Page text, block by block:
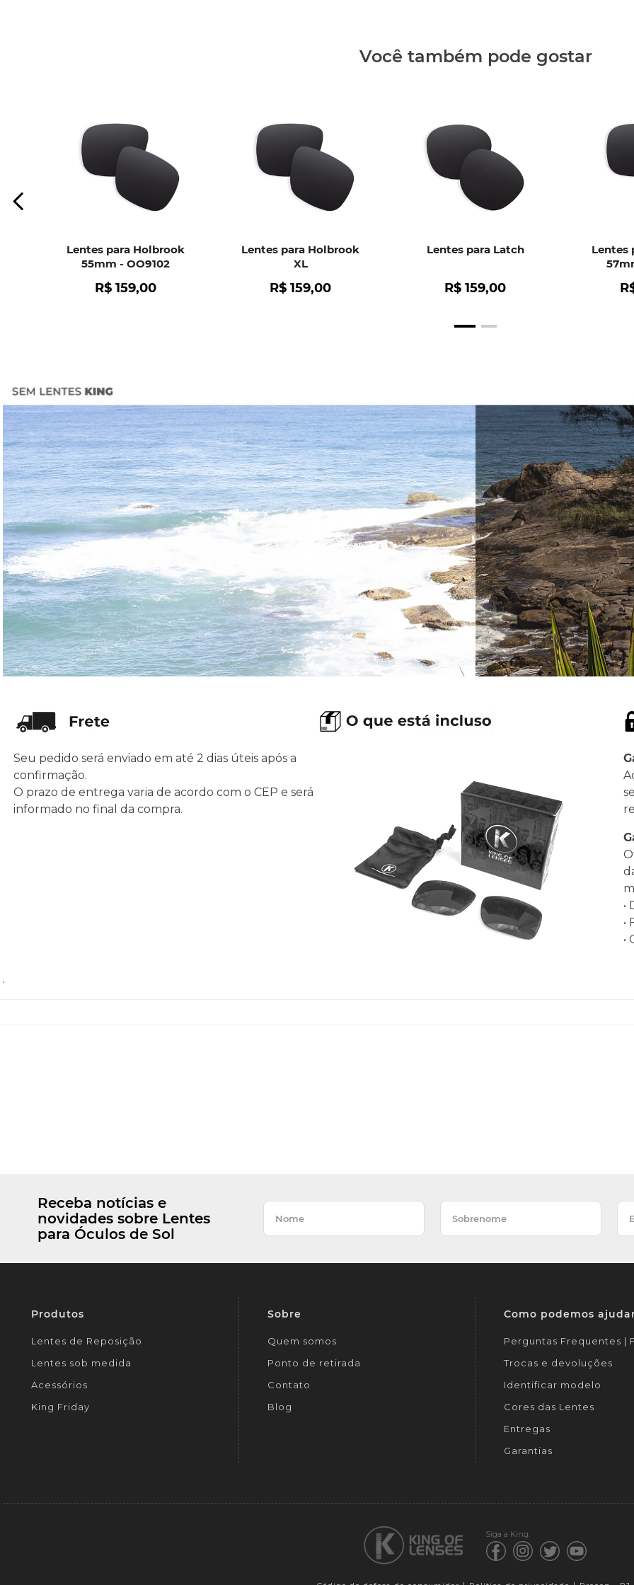
Você também pode gostar
Lentes para Holbrook
55mm - OO9102
R$ 159,00
Lentes para Holbrook
XL
R$ 159,00
Lentes para Latch
R$ 159,00
Lentes
Seu pedido será enviado em até 2 dias úteis após a
confirmação.
O prazo de entrega varia de acordo com o CEP e será
informado no final da compra.
•
•
•
.
Receba notícias e
novidades sobre Lentes
para Óculos de Sol
Produtos
Lentes de Reposição
Lentes sob medida
Acessórios
King Friday
Sobre
Quem somos
Ponto de retirada
Contato
Blog
Como podemos
Perguntas Frequentes |
Trocas e devoluções
Identificar modelo
Cores das Lentes
Entregas
Garantias
Siga a King: